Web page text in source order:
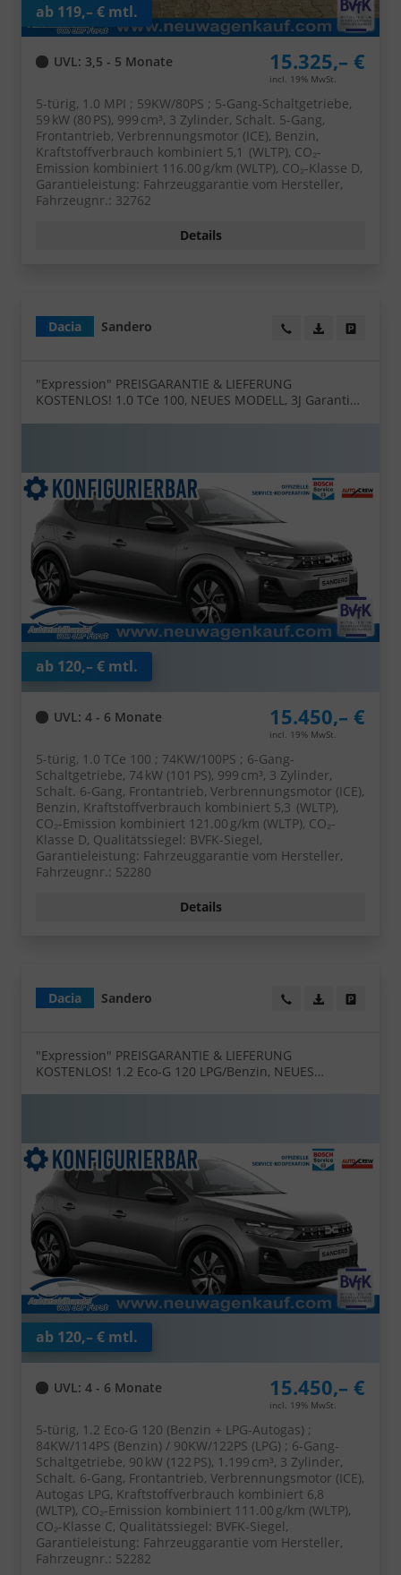
UVL: 3,5 - 5 Monate 15.325,– €
incl. 19% MwSt.
ab 119,– € mtl.
5-türig, 1.0 MPI ; 59KW/80PS ; 5-Gang-Schaltgetriebe,
59 kW (80 PS), 999 cm³, 3 Zylinder, Schalt. 5-Gang,
Frontantrieb, Verbrennungsmotor (ICE), Benzin,
Kraftstoffverbrauch kombiniert 5,1 (WLTP), CO₂-
Emission kombiniert 116.00 g/km (WLTP), CO₂-Klasse D,
Garantieleistung: Fahrzeuggarantie vom Hersteller,
Fahrzeugnr.: 32762
Details
Dacia Sandero Wir rufen Sie an!
PDF-Datei,
"Expression" PREISGARANTIE & LIEFERUNG
KOSTENLOS! 1.0 TCe 100, NEUES MODELL, 3J Garantie,
Nebelscheinwerfer, Armlehne
UVL : 4 - 6 Monate 15.450,– €
incl. 19% MwSt.
ab 120,– € mtl.
5-türig, 1.0 TCe 100 ; 74KW/100PS ; 6-Gang-
Schaltgetriebe, 74 kW (101 PS), 999 cm³, 3 Zylinder,
Schalt. 6-Gang, Frontantrieb, Verbrennungsmotor (ICE),
Benzin, Kraftstoffverbrauch kombiniert 5,3 (WLTP),
CO₂-Emission kombiniert 121.00 g/km (WLTP), CO₂-
Klasse D, Qualitätssiegel: BVFK-Siegel,
Garantieleistung: Fahrzeuggarantie vom Hersteller,
Fahrzeugnr.: 52280
Details
Dacia Sandero Wir rufen Sie an!
PDF-Datei,
"Expression" PREISGARANTIE & LIEFERUNG
KOSTENLOS! 1.2 Eco-G 120 LPG/Benzin, NEUES
Nebelscheinwerfer, Armlehne
UVL: 4 - 6 Monate 15.450,– €
incl. 19% MwSt.
ab 120,– € mtl.
5-türig, 1.2 Eco-G 120 (Benzin + LPG-Autogas) ;
84KW/114PS (Benzin) / 90KW/122PS (LPG) ; 6-Gang-
Schaltgetriebe, 90 kW (122 PS), 1.199 cm³, 3 Zylinder,
Schalt. 6-Gang, Frontantrieb, Verbrennungsmotor (ICE),
Autogas LPG, Kraftstoffverbrauch kombiniert 6,8
(WLTP), CO₂-Emission kombiniert 111.00 g/km (WLTP),
CO₂-Klasse C, Qualitätssiegel: BVFK-Siegel,
Garantieleistung: Fahrzeuggarantie vom Hersteller,
Fahrzeugnr.: 52282